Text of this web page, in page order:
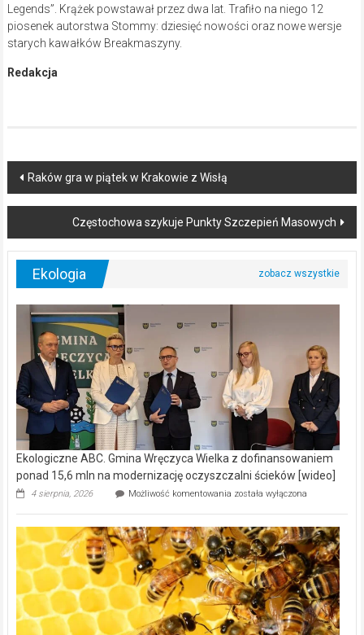
Legends”. Krążek powstawał przez dwa lat. Trafiło na niego 12
piosenek autorstwa Stommy: dziesięć nowości oraz nowe wersje
starych kawałków Breakmaszyny.
Redakcja
Post
navigation
Raków gra w piątek w Krakowie z Wisłą
Częstochowa szykuje Punkty Szczepień Masowych
Ekologia
Ekologiczne ABC. Gmina Wręczyca Wielka z dofinansowaniem
ponad 15,6 mln na modernizację oczyszczalni ścieków [wideo]
4 sierpnia, 2026 Możliwość komentowania Ekologiczne
Wręczyca
Wielka
z
dofinansowaniem
ponad
15,6
mln
na
została wyłączona